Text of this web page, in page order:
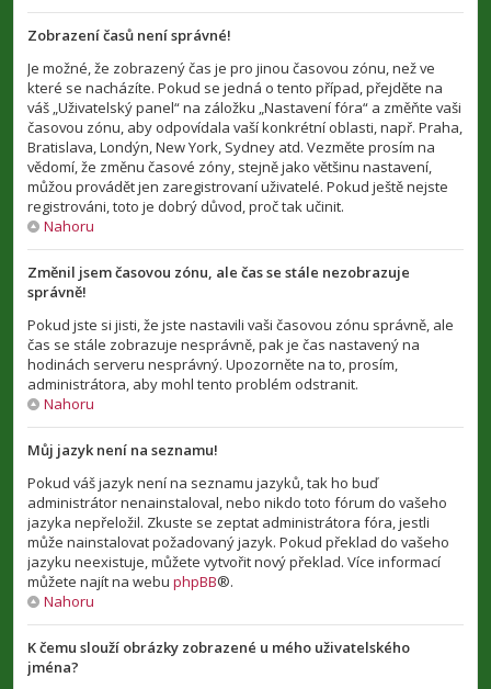
Zobrazení časů není správné!
Je možné, že zobrazený čas je pro jinou časovou zónu, než ve
které se nacházíte. Pokud se jedná o tento případ, přejděte na
váš „Uživatelský panel“ na záložku „Nastavení fóra“ a změňte vaši
časovou zónu, aby odpovídala vaší konkrétní oblasti, např. Praha,
Bratislava, Londýn, New York, Sydney atd. Vezměte prosím na
vědomí, že změnu časové zóny, stejně jako většinu nastavení,
můžou provádět jen zaregistrovaní uživatelé. Pokud ještě nejste
registrováni, toto je dobrý důvod, proč tak učinit.
Nahoru
Změnil jsem časovou zónu, ale čas se stále nezobrazuje
správně!
Pokud jste si jisti, že jste nastavili vaši časovou zónu správně, ale
čas se stále zobrazuje nesprávně, pak je čas nastavený na
hodinách serveru nesprávný. Upozorněte na to, prosím,
administrátora, aby mohl tento problém odstranit.
Nahoru
Můj jazyk není na seznamu!
Pokud váš jazyk není na seznamu jazyků, tak ho buď
administrátor nenainstaloval, nebo nikdo toto fórum do vašeho
jazyka nepřeložil. Zkuste se zeptat administrátora fóra, jestli
může nainstalovat požadovaný jazyk. Pokud překlad do vašeho
jazyku neexistuje, můžete vytvořit nový překlad. Více informací
můžete najít na webu phpBB®.
Nahoru
K čemu slouží obrázky zobrazené u mého uživatelského
jména?